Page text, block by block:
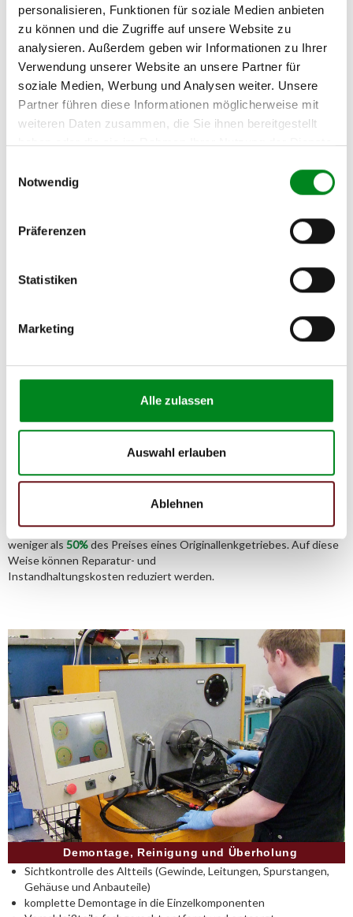
personalisieren, Funktionen für soziale Medien anbieten
zu können und die Zugriffe auf unsere Website zu
analysieren. Außerdem geben wir Informationen zu Ihrer
Verwendung unserer Website an unsere Partner für
soziale Medien, Werbung und Analysen weiter. Unsere
Partner führen diese Informationen möglicherweise mit
weiteren Daten zusammen, die Sie ihnen bereitgestellt
haben oder die sie im Rahmen Ihrer Nutzung der Dienste
Notwendig
Präferenzen
Statistiken
Marketing
Alle zulassen
Auswahl erlauben
Ablehnen
Passendes Fahrzeug nicht dabei?
Fahrzeug-Suche für AT-Servopumpen»
Oder einfachim Chat nachfragen.
Hersteller/EU Verantwortliche
Person
Unternehmensname:
Am Wasserturm 55, Coesfeld, NRW, 48653, DE
info@tmc-turbo.de
Aufbereitungsprozess unserer
Lenkgetriebe und Servopumpen
Die Qualität und Lebensdauer eines überholten Lenkgetriebes ist
mit denen eines neuen Lenkgetriebes vergleichbar.
Durch die Verwendung von Originalteilen und qualitativ
gleichwertigen Teilen beträgt sein Preis jedoch
weniger als 50%des Preises eines Originallenkgetriebes. Auf diese
Weise können Reparatur- und
Instandhaltungskosten reduziert werden.
Demontage, Reinigung und Überholung
Sichtkontrolle des Altteils (Gewinde, Leitungen, Spurstangen,
Gehäuse und Anbauteile)
komplette Demontage in die Einzelkomponenten